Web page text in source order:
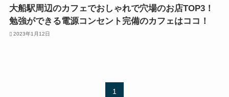
大船駅周辺のカフェでおしゃれで穴場のお店TOP3！
勉強ができる電源コンセント完備のカフェはココ！
2023年1月12日
1